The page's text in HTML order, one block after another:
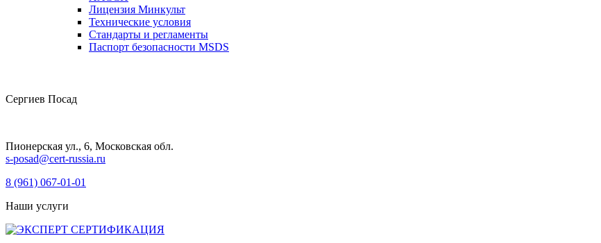
Лицензия Минкульт
Технические условия
Стандарты и регламенты
Паспорт безопасности MSDS
Сергиев Посад
Пионерская ул., 6, Московская обл.
s-posad@cert-russia.ru
8 (961) 067-01-01
Наши услуги